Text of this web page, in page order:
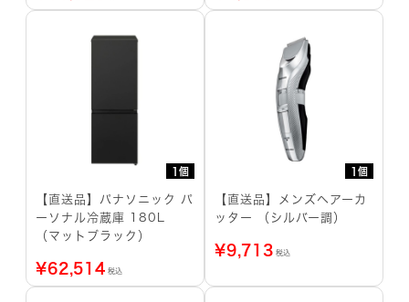
1個
【直送品】パナソニック パ
ーソナル冷蔵庫 180L
（マットブラック）
¥62,514 税込
1個
【直送品】メンズヘアーカ
ッター （シルバー調）
¥9,713 税込